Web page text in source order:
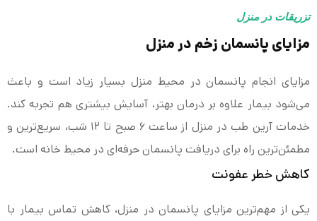
تزریقات در منزل
مزایای پانسمان زخم در منزل
مزایای انجام پانسمان در محیط منزل بسیار زیاد است و باعث
می‌شود بیمار علاوه بر درمان بهتر، آسایش بیشتری هم تجربه کند.
خدمات آرین طب در منزل از ساعت ۶ صبح تا ۱۲ شب، سریع‌ترین و
مطمئن‌ترین راه برای دریافت پانسمان حرفه‌ای در محیط خانه است.
کاهش خطر عفونت
یکی از مهم‌ترین مزایای پانسمان در منزل، کاهش تماس بیمار با